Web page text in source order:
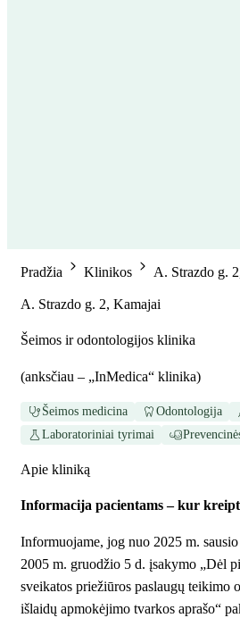
Pradžia Klinikos A. Strazdo g.
A. Strazdo g. 2, Kamajai
Šeimos ir odontologijos klinika
(anksčiau – „InMedica“ klinika)
Šeimos medicina Odontologija
Laboratoriniai tyrimai
Apie kliniką
Informacija pacientams – kur
Informuojame, jog nuo 2025 m.
2005 m. gruodžio 5 d. įsakymo „Dėl
sveikatos priežiūros paslaugų teikimo
išlaidų apmokėjimo tvarkos aprašo“